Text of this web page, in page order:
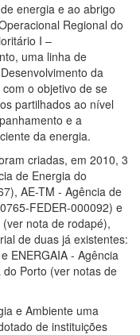
energia e ao abrigo
Regional do
I –
uma linha de
da
o objetivo de se
partilhados ao nível
e a
da energia.
criadas, em 2010, 3
de Energia do
AE-TM - Agência de
FEDER-000092) e
nota de rodapé),
de duas já existentes:
ENERGAIA - Agência
Porto (ver notas de
e Ambiente uma
de instituições